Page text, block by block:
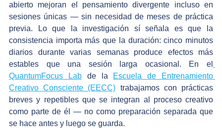
abierto mejoran el pensamiento divergente incluso en
sesiones únicas — sin necesidad de meses de práctica
previa. Lo que la investigación sí señala es que la
consistencia importa más que la duración: cinco minutos
diarios durante varias semanas produce efectos más
estables que una sesión larga ocasional. En el
QuantumFocus Lab de la Escuela de Entrenamiento
Creativo Consciente (EECC) trabajamos con prácticas
breves y repetibles que se integran al proceso creativo
como parte de él — no como preparación separada que
se hace antes y luego se guarda.